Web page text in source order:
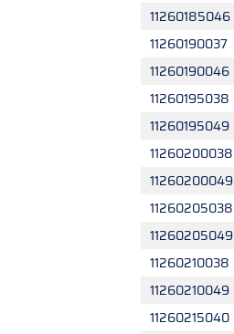
11260185046
11260190037
11260190046
11260195038
11260195049
11260200038
11260200049
11260205038
11260205049
11260210038
11260210049
11260215040